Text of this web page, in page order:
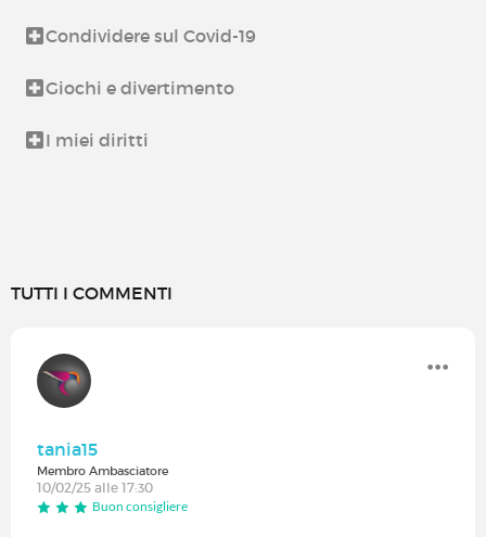
Condividere sul Covid-19
Giochi e divertimento
I miei diritti
TUTTI I COMMENTI
tania15
Membro Ambasciatore
10/02/25 alle 17:30
Buon consigliere